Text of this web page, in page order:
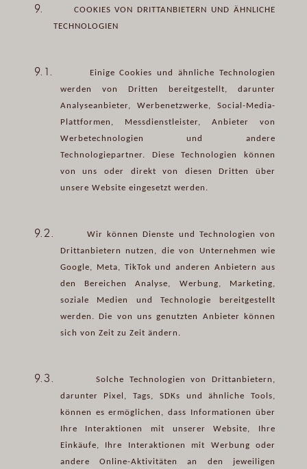
9.
COOKIES VON DRITTANBIETERN UND ÄHNLICHE
TECHNOLOGIEN
9.1.
Einige Cookies und ähnliche Technologien
werden von Dritten bereitgestellt, darunter
Analyseanbieter, Werbenetzwerke, Social-Media-
Plattformen, Messdienstleister, Anbieter von
Werbetechnologien und andere
Technologiepartner. Diese Technologien können
von uns oder direkt von diesen Dritten über
unsere Website eingesetzt werden.
9.2.
Wir können Dienste und Technologien von
Drittanbietern nutzen, die von Unternehmen wie
Google, Meta, TikTok und anderen Anbietern aus
den Bereichen Analyse, Werbung, Marketing,
soziale Medien und Technologie bereitgestellt
werden. Die von uns genutzten Anbieter können
sich von Zeit zu Zeit ändern.
9.3.
Solche Technologien von Drittanbietern,
darunter Pixel, Tags, SDKs und ähnliche Tools,
können es ermöglichen, dass Informationen über
Ihre Interaktionen mit unserer Website, Ihre
Einkäufe, Ihre Interaktionen mit Werbung oder
andere Online-Aktivitäten an den jeweiligen